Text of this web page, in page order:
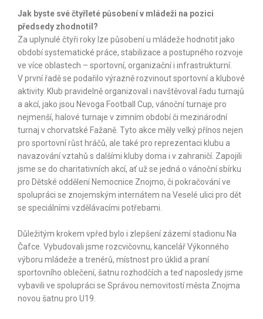
Jak byste své čtyřleté působení v mládeži na pozici
předsedy zhodnotil?
Za uplynulé čtyři roky lze působení u mládeže hodnotit jako
období systematické práce, stabilizace a postupného rozvoje
ve více oblastech – sportovní, organizační i infrastrukturní.
V první řadě se podařilo výrazně rozvinout sportovní a klubové
aktivity. Klub pravidelně organizoval i navštěvoval řadu turnajů
a akcí, jako jsou Nevoga Football Cup, vánoční turnaje pro
nejmenší, halové turnaje v zimním období či mezinárodní
turnaj v chorvatské Fažaně. Tyto akce měly velký přínos nejen
pro sportovní růst hráčů, ale také pro reprezentaci klubu a
navazování vztahů s dalšími kluby doma i v zahraničí. Zapojili
jsme se do charitativních akcí, ať už se jedná o vánoční sbírku
pro Dětské oddělení Nemocnice Znojmo, či pokračování ve
spolupráci se znojemským internátem na Veselé ulici pro dět
se speciálními vzdělávacími potřebami.
Důležitým krokem vpřed bylo i zlepšení zázemí stadionu Na
Čafce. Vybudovali jsme rozcvičovnu, kancelář Výkonného
výboru mládeže a trenérů, místnost pro úklid a praní
sportovního oblečení, šatnu rozhodčích a teď naposledy jsme
vybavili ve spolupráci se Správou nemovitostí města Znojma
novou šatnu pro U19.